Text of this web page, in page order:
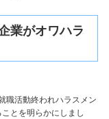
業がオワハラ
職活動終われハラスメン
とを明らかにしまし